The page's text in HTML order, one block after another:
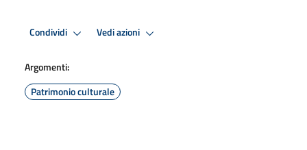
Condividi Vedi azioni
Argomenti:
Patrimonio culturale